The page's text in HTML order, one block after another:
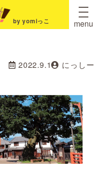
by yomiっこ menu
2022.9.1 にっしー